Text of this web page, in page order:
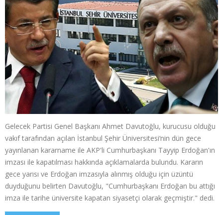
Gelecek Partisi Genel Başkanı Ahmet Davutoğlu, kurucusu olduğu
vakıf tarafından açılan İstanbul Şehir Üniversitesi‘nin dün gece
yayınlanan kararname ile AKP'li Cumhurbaşkanı Tayyip Erdoğan'ın
imzası ile kapatılması hakkında açıklamalarda bulundu. Kararın
gece yarısı ve Erdoğan imzasıyla alınmış olduğu için üzüntü
duyduğunu belirten Davutoğlu, "Cumhurbaşkanı Erdoğan bu attığı
imza ile tarihe üniversite kapatan siyasetçi olarak geçmiştir." dedi.